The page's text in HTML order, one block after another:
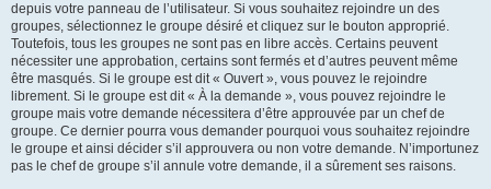
depuis votre panneau de l’utilisateur. Si vous souhaitez rejoindre un des
groupes, sélectionnez le groupe désiré et cliquez sur le bouton approprié.
Toutefois, tous les groupes ne sont pas en libre accès. Certains peuvent
nécessiter une approbation, certains sont fermés et d’autres peuvent même
être masqués. Si le groupe est dit « Ouvert », vous pouvez le rejoindre
librement. Si le groupe est dit « À la demande », vous pouvez rejoindre le
groupe mais votre demande nécessitera d’être approuvée par un chef de
groupe. Ce dernier pourra vous demander pourquoi vous souhaitez rejoindre
le groupe et ainsi décider s’il approuvera ou non votre demande. N’importunez
pas le chef de groupe s’il annule votre demande, il a sûrement ses raisons.